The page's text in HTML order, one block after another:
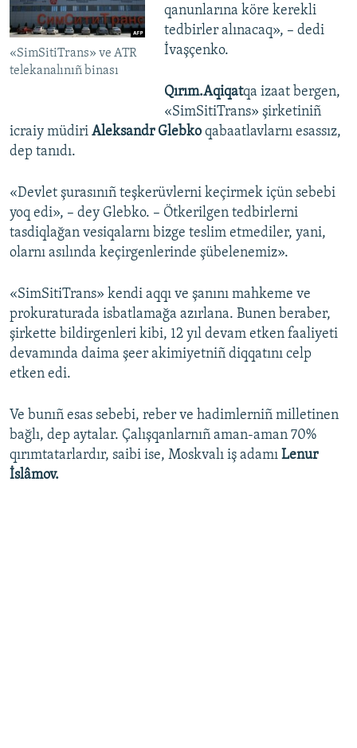
«SimSitiTrans» ve ATR
telekanalınıñ binası
qanunlarına köre kerekli
tedbirler alınacaq», – dedi
İvaşçenko.
Qırım.Aqiqatqa izaat bergen,
«SimSitiTrans» şirketiniñ
icraiy müdiri Aleksandr Glebko qabaatlavlarnı esassız,
dep tanıdı.
«Devlet şurasınıñ teşkerüvlerni keçirmek içün sebebi
yoq edi», – dey Glebko. – Ötkerilgen tedbirlerni
tasdiqlağan vesiqalarnı bizge teslim etmediler, yani,
olarnı asılında keçirgenlerinde şübelenemiz».
«SimSitiTrans» kendi aqqı ve şanını mahkeme ve
prokuraturada isbatlamağa azırlana. Bunen beraber,
şirkette bildirgenleri kibi, 12 yıl devam etken faaliyeti
devamında daima şeer akimiyetniñ diqqatını celp
etken edi.
Ve bunıñ esas sebebi, reber ve hadimlerniñ milletinen
bağlı, dep aytalar. Çalışqanlarnıñ aman-aman 70%
qırımtatarlardır, saibi ise, Moskvalı iş adamı Lenur
İslâmov.